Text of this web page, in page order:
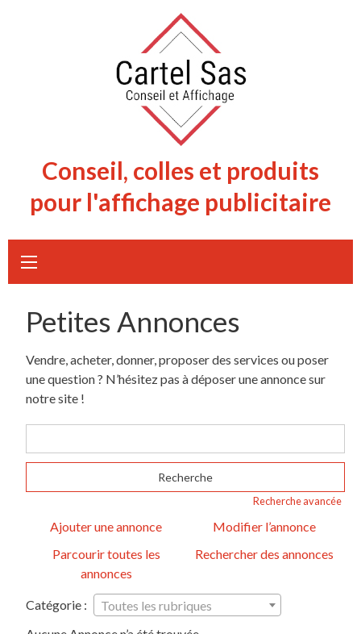
Conseil, colles et produits
pour l'affichage publicitaire
Petites Annonces
Vendre, acheter, donner, proposer des services ou poser
une question ? N’hésitez pas à déposer une annonce sur
notre site !
Recherche avancée
Ajouter une annonce
Modifier l’annonce
Parcourir toutes les
annonces
Rechercher des annonces
Catégorie :
Toutes les rubriques